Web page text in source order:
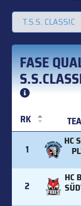
FASE
RK
RK
1
HC
2
HC